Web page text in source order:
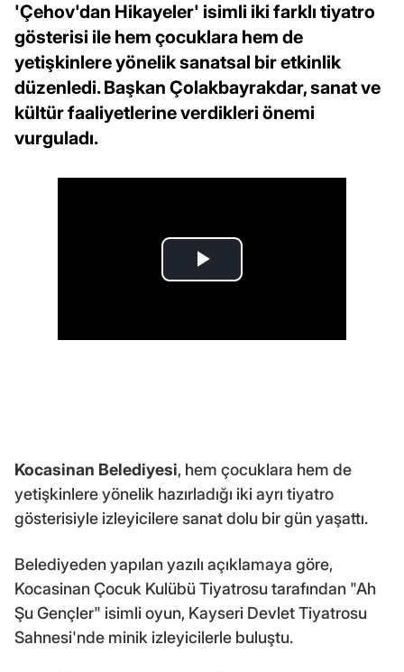
'Çehov'dan Hikayeler' isimli iki farklı tiyatro
gösterisi ile hem çocuklara hem de
yetişkinlere yönelik sanatsal bir etkinlik
düzenledi. Başkan Çolakbayrakdar, sanat ve
kültür faaliyetlerine verdikleri önemi
vurguladı.
Kocasinan Belediyesi, hem çocuklara hem de
yetişkinlere yönelik hazırladığı iki ayrı tiyatro
gösterisiyle izleyicilere sanat dolu bir gün yaşattı.
Belediyeden yapılan yazılı açıklamaya göre,
Kocasinan Çocuk Kulübü Tiyatrosu tarafından "Ah
Şu Gençler" isimli oyun, Kayseri Devlet Tiyatrosu
Sahnesi'nde minik izleyicilerle buluştu.